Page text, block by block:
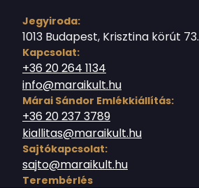
Jegyiroda:
1013 Budapest, Krisztina körút 73.
Kapcsolat:
+36 20 264 1134
info@maraikult.hu
Márai Sándor Emlékkiállítás:
+36 20 237 3789
kiallitas@maraikult.hu
Sajtókapcsolat:
sajto@maraikult.hu
Terembérlés